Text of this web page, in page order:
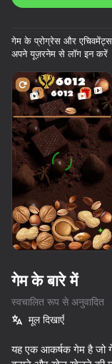
सभी मुफ्त। सभी आपके।
Kiss Me: Spin the Bottle
गेम के प्रोग्रेस और
अपने यूज़रनेम से लॉग इन करें
गेम के बारे में
स्वचालित रूप से अनुवादित
मूल दिखाएँ
यह एक आकर्षक गेम है जो